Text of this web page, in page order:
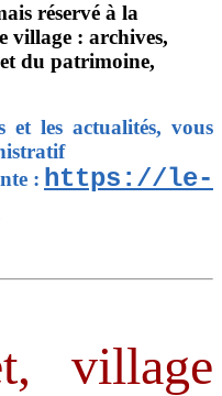
réservé à la
village : archives,
du patrimoine,
et les actualités, vous
: https://le-
village